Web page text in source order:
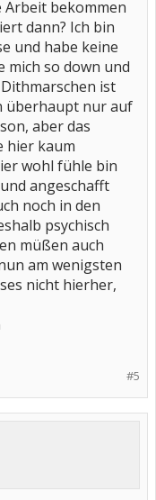
Arbeit bekommen
dann? Ich bin
und habe keine
mich so down und
ist
überhaupt nur auf
aber das
hier kaum
wohl fühle bin
angeschafft
noch in den
psychisch
müßen auch
am wenigsten
nicht hierher,
#5